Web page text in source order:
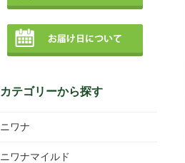
カテゴリーから探す
ニワナ
ニワナマイルド